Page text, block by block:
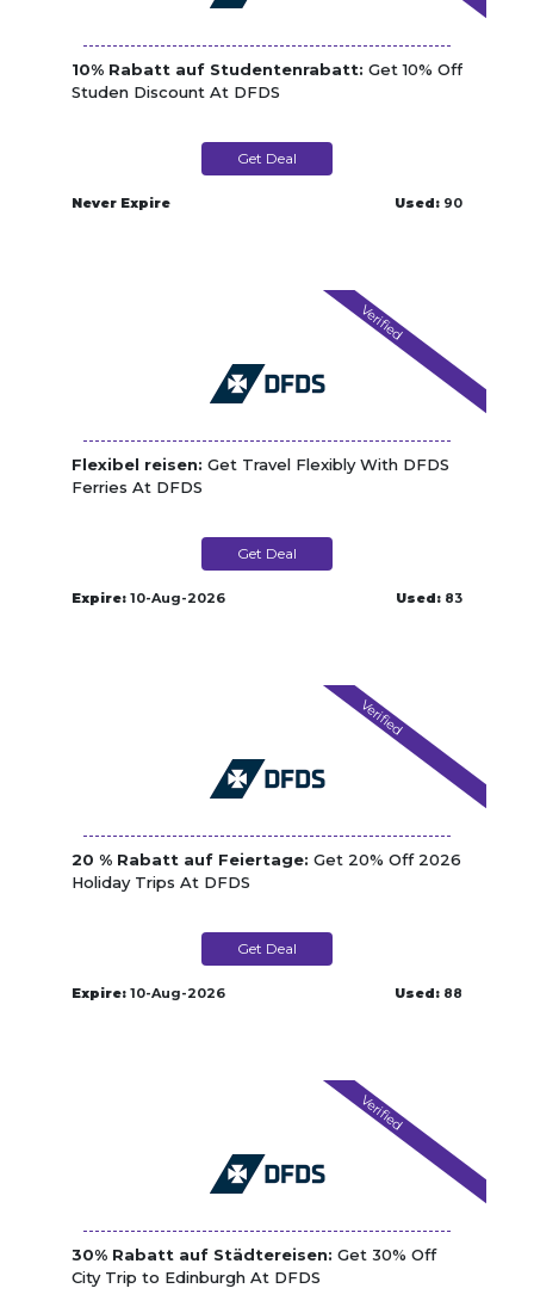
10% Rabatt auf Studentenrabatt: Get 10% Off
Studen Discount At DFDS
Get Deal
Never Expire Used: 90
Verified
Flexibel reisen: Get Travel Flexibly With DFDS
Ferries At DFDS
Get Deal
Expire: 10-Aug-2026 Used: 83
Verified
20 % Rabatt auf Feiertage: Get 20% Off 2026
Holiday Trips At DFDS
Get Deal
Expire: 10-Aug-2026 Used: 88
Verified
30% Rabatt auf Städtereisen: Get 30% Off
City Trip to Edinburgh At DFDS